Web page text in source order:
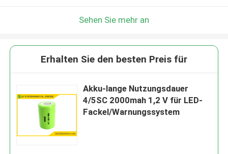
Sehen Sie mehr an
Erhalten Sie den besten Preis für
Akku-lange Nutzungsdauer
4/5SC 2000mah 1,2 V für LED-
Fackel/Warnungssystem